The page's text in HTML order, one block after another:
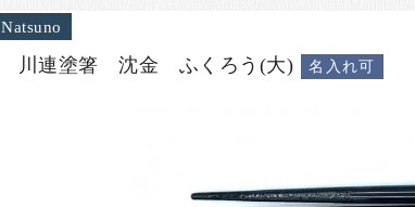
Natsuno
川連塗箸 沈金 ふくろう(大) 名入れ可